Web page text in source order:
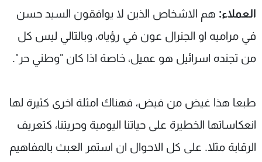
العملاء: هم الاشخاص الذين لا يوافقون السيد حسن
في مراميه او الجنرال عون في رؤياه، وبالتالي ليس كل
من تجنده اسرائيل هو عميل، خاصة اذا كان "وطني حر".
طبعا هذا غيض من فيض، فهناك امثلة اخرى كثيرة لها
انعكاساتها الخطيرة على حياتنا اليومية وحريتنا، كتعريف
الرقابة مثلا. على كل الاحوال ان استمر العبث بالمفاهيم